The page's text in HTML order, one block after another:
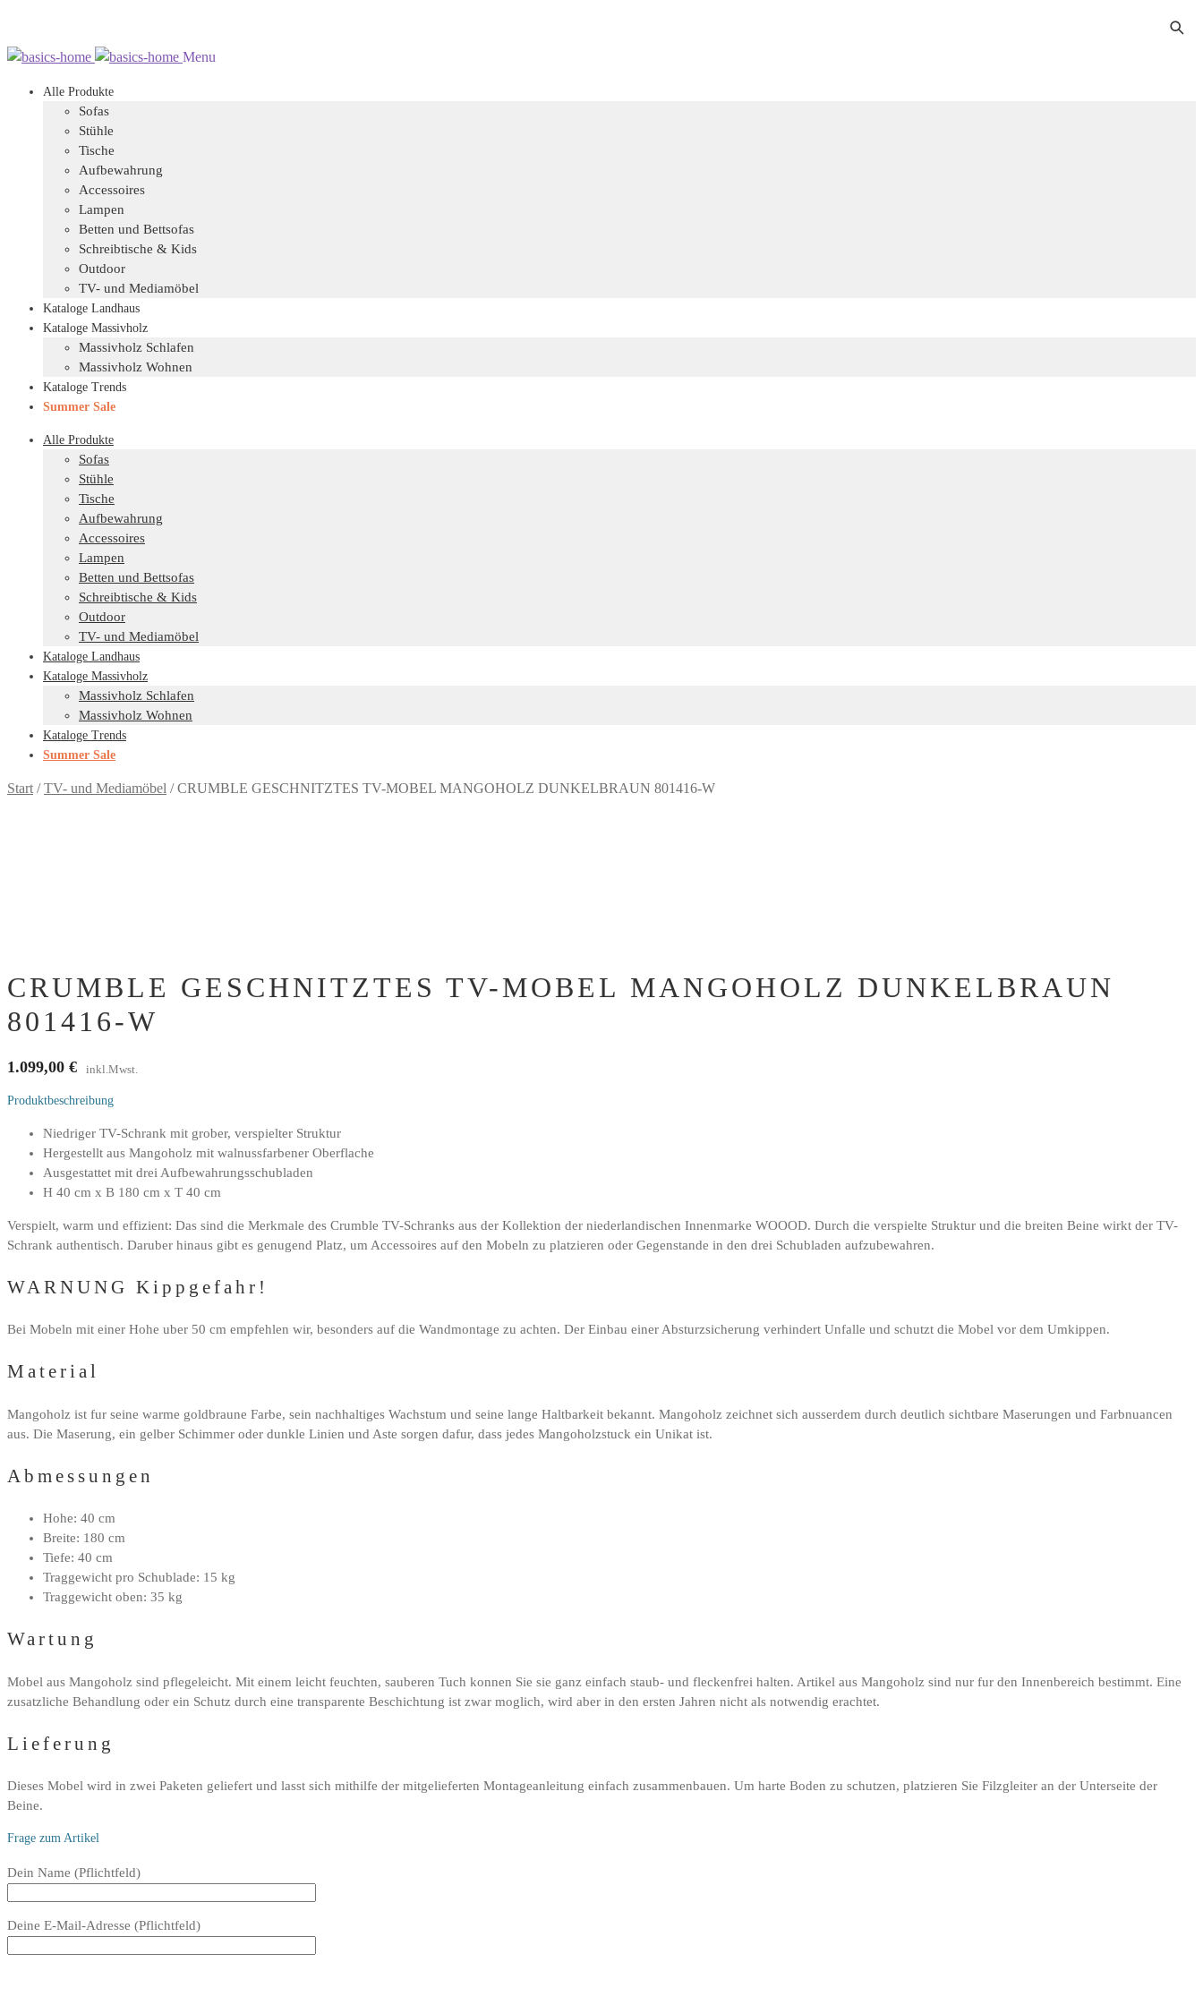
Zur
springen
Zum
springen
Menu
Alle Produkte
Sofas
Stühle
Tische
Aufbewahrung
Accessoires
Lampen
Betten und Bettsofas
Schreibtische & Kids
Outdoor
TV- und Mediamöbel
Kataloge Landhaus
Kataloge Massivholz
Massivholz Schlafen
Massivholz Wohnen
Kataloge Trends
Summer Sale
Alle Produkte
Sofas
Stühle
Tische
Aufbewahrung
Accessoires
Lampen
Betten und Bettsofas
Schreibtische & Kids
Outdoor
TV- und Mediamöbel
Kataloge Landhaus
Kataloge Massivholz
Massivholz Schlafen
Massivholz Wohnen
Kataloge Trends
Summer Sale
Start /TV- und Mediamöbel /CRUMBLE GESCHNITZTES TV-MOBEL MANGOHOLZ DUNKELBRAUN 801416-W
CRUMBLE GESCHNITZTES TV-MOBEL MANGOHOLZ DUNKELBRAUN
801416-W
1.099,00 € inkl.Mwst.
Produktbeschreibung
Niedriger TV-Schrank mit grober, verspielter Struktur
Hergestellt aus Mangoholz mit walnussfarbener Oberflache
Ausgestattet mit drei Aufbewahrungsschubladen
H 40 cm x B 180 cm x T 40 cm
Verspielt, warm und effizient: Das sind die Merkmale des Crumble TV-Schranks aus der Kollektion der niederlandischen Innenmarke WOOOD. Durch die verspielte Struktur und die breiten Beine wirkt der TV-
Schrank authentisch. Daruber hinaus gibt es genugend Platz, um Accessoires auf den Mobeln zu platzieren oder Gegenstande in den drei Schubladen aufzubewahren.
WARNUNG Kippgefahr!
Bei Mobeln mit einer Hohe uber 50 cm empfehlen wir, besonders auf die Wandmontage zu achten. Der Einbau einer Absturzsicherung verhindert Unfalle und schutzt die Mobel vor dem Umkippen.
Material
Mangoholz ist fur seine warme goldbraune Farbe, sein nachhaltiges Wachstum und seine lange Haltbarkeit bekannt. Mangoholz zeichnet sich ausserdem durch deutlich sichtbare Maserungen und Farbnuancen
aus. Die Maserung, ein gelber Schimmer oder dunkle Linien und Aste sorgen dafur, dass jedes Mangoholzstuck ein Unikat ist.
Abmessungen
Hohe: 40 cm
Breite: 180 cm
Tiefe: 40 cm
Traggewicht pro Schublade: 15 kg
Traggewicht oben: 35 kg
Wartung
Mobel aus Mangoholz sind pflegeleicht. Mit einem leicht feuchten, sauberen Tuch konnen Sie sie ganz einfach staub- und fleckenfrei halten. Artikel aus Mangoholz sind nur fur den Innenbereich bestimmt. Eine
zusatzliche Behandlung oder ein Schutz durch eine transparente Beschichtung ist zwar moglich, wird aber in den ersten Jahren nicht als notwendig erachtet.
Lieferung
Dieses Mobel wird in zwei Paketen geliefert und lasst sich mithilfe der mitgelieferten Montageanleitung einfach zusammenbauen. Um harte Boden zu schutzen, platzieren Sie Filzgleiter an der Unterseite der
Beine.
Frage zum Artikel
Bitte
Feld
leer.
Dein Name (Pflichtfeld)
Deine E-Mail-Adresse (Pflichtfeld)